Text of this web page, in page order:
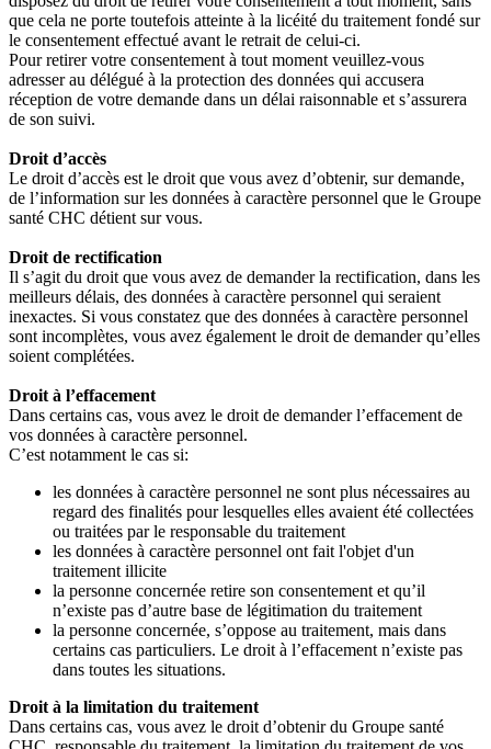
que cela ne porte toutefois atteinte à la licéité du traitement fondé sur
le consentement effectué avant le retrait de celui-ci.
Pour retirer votre consentement à tout moment veuillez-vous
adresser au délégué à la protection des données qui accusera
réception de votre demande dans un délai raisonnable et s’assurera
de son suivi.
Droit d’accès
Le droit d’accès est le droit que vous avez d’obtenir, sur demande,
de l’information sur les données à caractère personnel que le Groupe
santé CHC détient sur vous.
Droit de rectification
Il s’agit du droit que vous avez de demander la rectification, dans les
meilleurs délais, des données à caractère personnel qui seraient
inexactes. Si vous constatez que des données à caractère personnel
sont incomplètes, vous avez également le droit de demander qu’elles
soient complétées.
Droit à l’effacement
Dans certains cas, vous avez le droit de demander l’effacement de
vos données à caractère personnel.
C’est notamment le cas si:
les données à caractère personnel ne sont plus nécessaires au
regard des finalités pour lesquelles elles avaient été collectées
ou traitées par le responsable du traitement
les données à caractère personnel ont fait l'objet d'un
traitement illicite
la personne concernée retire son consentement et qu’il
n’existe pas d’autre base de légitimation du traitement
la personne concernée, s’oppose au traitement, mais dans
certains cas particuliers. Le droit à l’effacement n’existe pas
dans toutes les situations.
Droit à la limitation du traitement
Dans certains cas, vous avez le droit d’obtenir du Groupe santé